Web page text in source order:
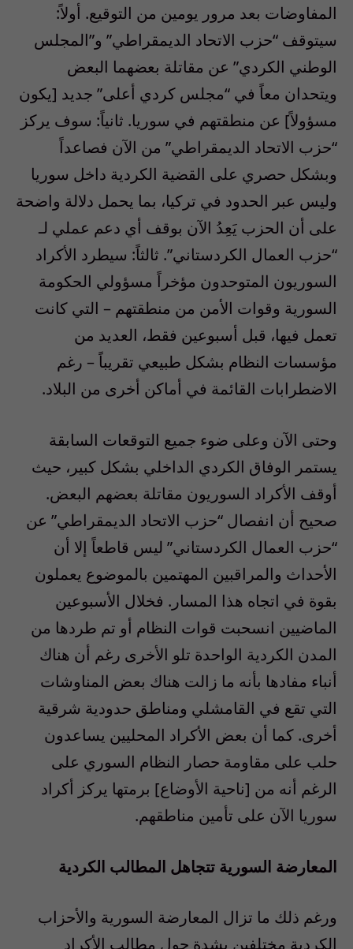
المفاوضات بعد مرور يومين من التوقيع. أولاً:
سيتوقف “حزب الاتحاد الديمقراطي” و”المجلس
الوطني الكردي” عن مقاتلة بعضهما البعض
ويتحدان معاً في “مجلس كردي أعلى” جديد [يكون
مسؤولاً] عن منطقتهم في سوريا. ثانياً: سوف يركز
“حزب الاتحاد الديمقراطي” من الآن فصاعداً
وبشكل حصري على القضية الكردية داخل سوريا
وليس عبر الحدود في تركيا، بما يحمل دلالة واضحة
على أن الحزب يَعِدُ الآن بوقف أي دعم عملي لـ
“حزب العمال الكردستاني”. ثالثاً: سيطرد الأكراد
السوريون المتوحدون مؤخراً مسؤولي الحكومة
السورية وقوات الأمن من منطقتهم – التي كانت
تعمل فيها، قبل أسبوعين فقط، العديد من
مؤسسات النظام بشكل طبيعي تقريباً – رغم
الاضطرابات القائمة في أماكن أخرى من البلاد.
وحتى الآن وعلى ضوء جميع التوقعات السابقة
يستمر الوفاق الكردي الداخلي بشكل كبير، حيث
أوقف الأكراد السوريون مقاتلة بعضهم البعض.
صحيح أن انفصال “حزب الاتحاد الديمقراطي” عن
“حزب العمال الكردستاني” ليس قاطعاً إلا أن
الأحداث والمراقبين المهتمين بالموضوع يعملون
بقوة في اتجاه هذا المسار. فخلال الأسبوعين
الماضيين انسحبت قوات النظام أو تم طردها من
المدن الكردية الواحدة تلو الأخرى رغم أن هناك
أنباء مفادها بأنه ما زالت هناك بعض المناوشات
التي تقع في القامشلي ومناطق حدودية شرقية
أخرى. كما أن بعض الأكراد المحليين يساعدون
حلب على مقاومة حصار النظام السوري على
الرغم أنه من [ناحية الأوضاع] برمتها يركز أكراد
سوريا الآن على تأمين مناطقهم.
المعارضة السورية تتجاهل المطالب الكردية
ورغم ذلك ما تزال المعارضة السورية والأحزاب
الكردية مختلفين بشدة حول مطالب الأكراد